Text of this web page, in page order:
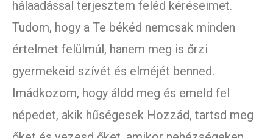
hálaadással terjesztem feléd kéréseimet.
Tudom, hogy a Te békéd nemcsak minden
értelmet felülmúl, hanem meg is őrzi
gyermekeid szívét és elméjét benned.
Imádkozom, hogy áldd meg és emeld fel
népedet, akik hűségesek Hozzád, tartsd meg